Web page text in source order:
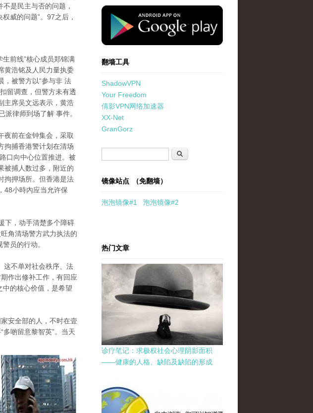
是民主与否的问题，
威的问题”。97之后，
前线”核心成员郑锦满
黄浩铭及人民力量执委
，被警方以“参与非 法
留调查，但警方未有透
主席吴文远表示，黄浩
派律师到场了解 事件。
夜前在金钟集会，采取
拘捕香港警计划在清场
口向中心位置推进。被
被捕人数过多，附近的
拘押场所。但香港是法
48小時內应当允许保
下，动手清楚多个障碍
角清场警方武力执法的
员的行动。
这不单对社会秩序、法
作出修补工作，有回应
的核心价值，是希望
安全部的人，不时在壹
啲留意黎智英”。当天
standard-icon-googleplay-app-store.png
翻墙工具
ShadowVPN
Your Freedom
倩影VPN网络加速器
XX-Net
GranGorz
搜索
镜像站点 （免翻墙）
泡泡镜像#1 泡泡镜像#2
热门文章
诊疗笔记：求极权社会心理阴影面积
——健康的人格、缺陷及缺陷的形成